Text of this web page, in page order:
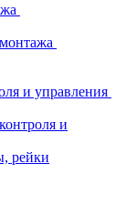
и управления
и
рейки